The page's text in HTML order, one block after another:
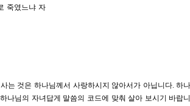
죽였느냐 자
는 것은 하나님께서 사랑하시지 않아서가 아닙니다. 하나
나님의 자녀답게 말씀의 코드에 맞춰 살아 보시기 바랍니